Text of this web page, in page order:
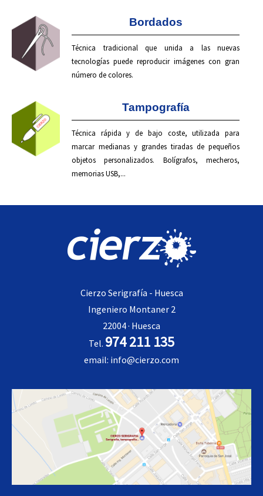
Bordados
Técnica tradicional que unida a las nuevas
tecnologías puede reproducir imágenes con gran
número de colores.
Tampografía
Técnica rápida y de bajo coste, utilizada para
marcar medianas y grandes tiradas de pequeños
objetos personalizados. Bolígrafos, mecheros,
memorias USB,...
Cierzo Serigrafía - Huesca
Ingeniero Montaner 2
22004 · Huesca
Tel. 974 211 135
email: info@cierzo.com